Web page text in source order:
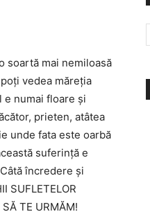
soartă mai nemiloasă
vedea măreţia
e numai floare şi
prieten, atâtea
unde fata este oarbă
suferinţă e
încredere şi
SUFLETELOR
TE URMĂM!